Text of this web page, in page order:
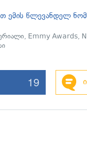
ემის წლევანდელ
, Emmy Awards,
19